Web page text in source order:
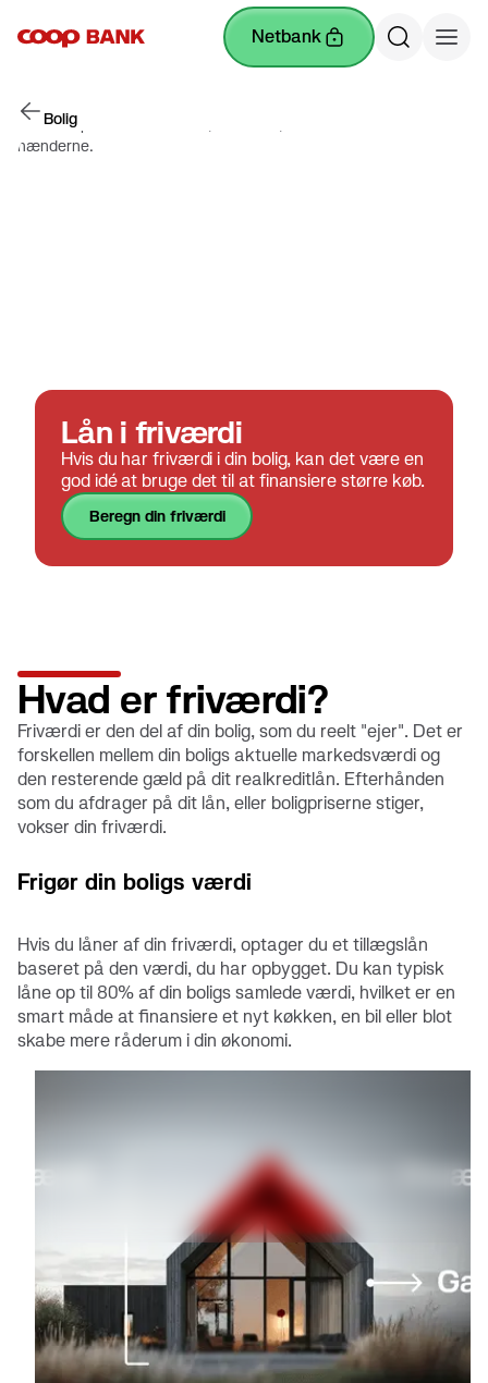
netbank
Bolig
Lån i friværdi
Hvis du har friværdi i din bolig, kan det være en
god idé at bruge det til at finansiere større køb.
beregn din friværdi
Hvad er friværdi?
Friværdi er den del af din bolig, som du reelt "ejer". Det er
forskellen mellem din boligs aktuelle markedsværdi og
den resterende gæld på dit realkreditlån. Efterhånden
som du afdrager på dit lån, eller boligpriserne stiger,
vokser din friværdi.
Frigør din boligs værdi
Hvis du låner af din friværdi, optager du et tillægslån
baseret på den værdi, du har opbygget. Du kan typisk
låne op til 80% af din boligs samlede værdi, hvilket er en
smart måde at finansiere et nyt køkken, en bil eller blot
skabe mere råderum i din økonomi.